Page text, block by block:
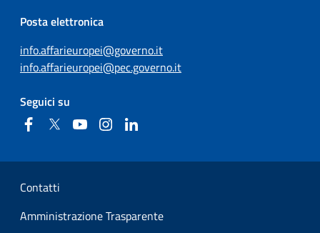
Posta elettronica
info.affarieuropei@governo.it
info.affarieuropei@pec.governo.it
Seguici su
FacebookTwitter YouTubeInstagram
Sezione Link Utili
Contatti
Amministrazione Trasparente